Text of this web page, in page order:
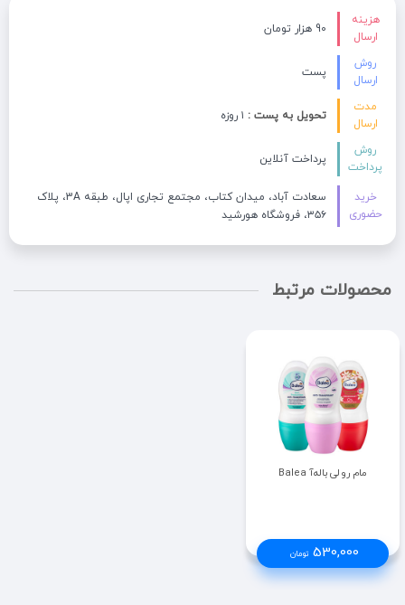
هزینه
ارسال
90 هزار تومان
روش
ارسال
پست
مدت
ارسال
تحویل به پست :
روش
پرداخت
پرداخت آنلاین
خرید
حضوری
سعادت آباد، میدان کتاب، مجتمع تجاری اپال، طبقه 3A، پلاک
۳۵۶، فروشگاه هورشید
محصولات مرتبط
مام رولی باله‌آ Balea
530,000 تومان